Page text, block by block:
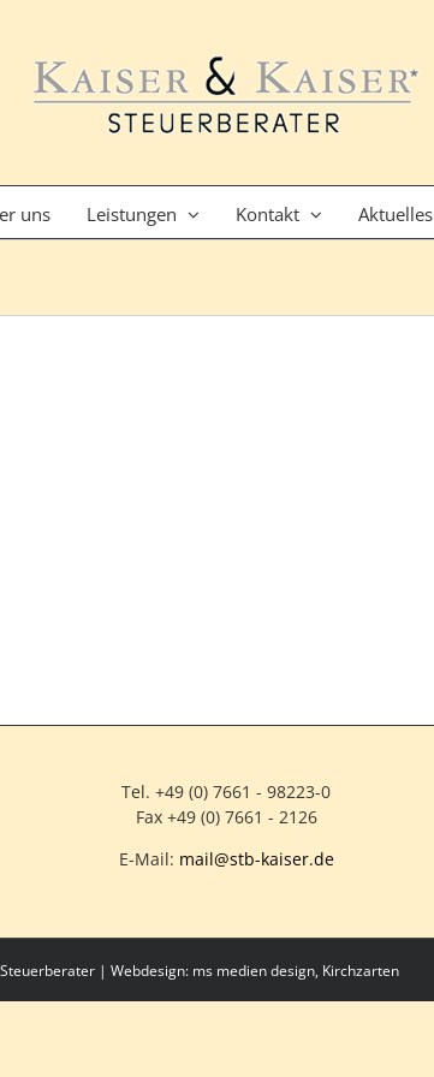
uns Leistungen Kontakt Aktuelles
Tel. +49 (0) 7661 - 98223-0
Fax +49 (0) 7661 - 2126
E-Mail: mail@stb-kaiser.de
| Webdesign: ms medien design, Kirchzarten